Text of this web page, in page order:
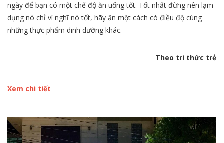
ngày để bạn có một chế độ ăn uống tốt. Tốt nhất đừng nên lạm
dụng nó chỉ vì nghĩ nó tốt, hãy ăn một cách có điều độ cùng
những thực phẩm dinh dưỡng khác.
Theo tri thức trẻ
Xem chi tiết